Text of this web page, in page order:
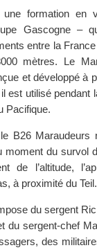
formation en
Gascogne –
entre la
mètres. Le
et développé à
est utilisé pendant
Pacifique.
B26 Maraudeurs
moment du survol
de l’altitude,
à proximité du Teil.
du sergent
du sergent-chef
des